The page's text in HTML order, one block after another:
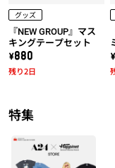
グッズ
『NEW GROUP』マス
キングテープセット
\880
残り2日
特集